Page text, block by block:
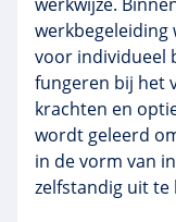
werkbegeleiding
voor individueel
fungeren bij het
krachten en
wordt geleerd
in de vorm van
zelfstandig uit te